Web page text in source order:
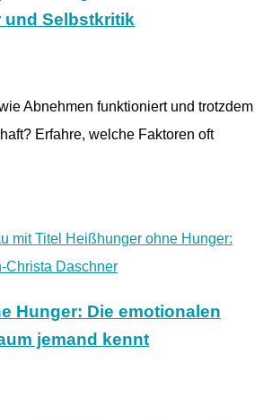
und Selbstkritik
Abnehmen funktioniert und trotzdem
Erfahre, welche Faktoren oft
Hunger: Die emotionalen
jemand kennt